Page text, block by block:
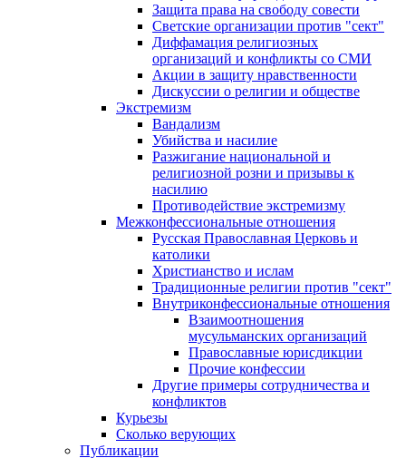
Защита права на свободу совести
Светские организации против "сект"
Диффамация религиозных
организаций и конфликты со СМИ
Акции в защиту нравственности
Дискуссии о религии и обществе
Экстремизм
Вандализм
Убийства и насилие
Разжигание национальной и
религиозной розни и призывы к
насилию
Противодействие экстремизму
Межконфессиональные отношения
Русская Православная Церковь и
католики
Христианство и ислам
Традиционные религии против "сект"
Внутриконфессиональные отношения
Взаимоотношения
мусульманских организаций
Православные юрисдикции
Прочие конфессии
Другие примеры сотрудничества и
конфликтов
Курьезы
Сколько верующих
Публикации